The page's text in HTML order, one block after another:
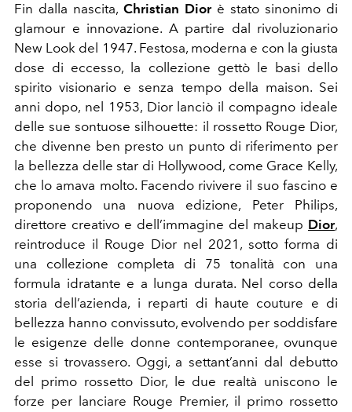
Fin dalla nascita, Christian Diorè stato sinonimo di
glamour e innovazione. A partire dal rivoluzionario
New Look del 1947. Festosa, moderna e con la giusta
dose di eccesso, la collezione gettò le basi dello
spirito visionario e senza tempo della maison. Sei
anni dopo, nel 1953, Dior lanciò il compagno ideale
delle sue sontuose silhouette: il rossetto Rouge Dior,
che divenne ben presto un punto di riferimento per
la bellezza delle star di Hollywood, come Grace Kelly,
che lo amava molto. Facendo rivivere il suo fascino e
proponendo una nuova edizione, Peter Philips,
direttore creativo e dell’immagine del makeup Dior,
reintroduce il Rouge Dior nel 2021, sotto forma di
una collezione completa di 75 tonalità con una
formula idratante e a lunga durata. Nel corso della
storia dell’azienda, i reparti di haute couture e di
bellezza hanno convissuto, evolvendo per soddisfare
le esigenze delle donne contemporanee, ovunque
esse si trovassero. Oggi, a settant’anni dal debutto
del primo rossetto Dior, le due realtà uniscono le
forze per lanciare Rouge Premier, il primo rossetto